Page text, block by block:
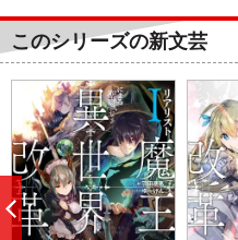
このシリーズの新文芸
前